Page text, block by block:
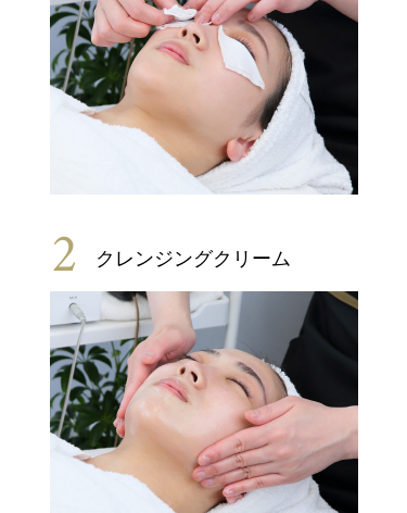
2 クレンジングクリーム